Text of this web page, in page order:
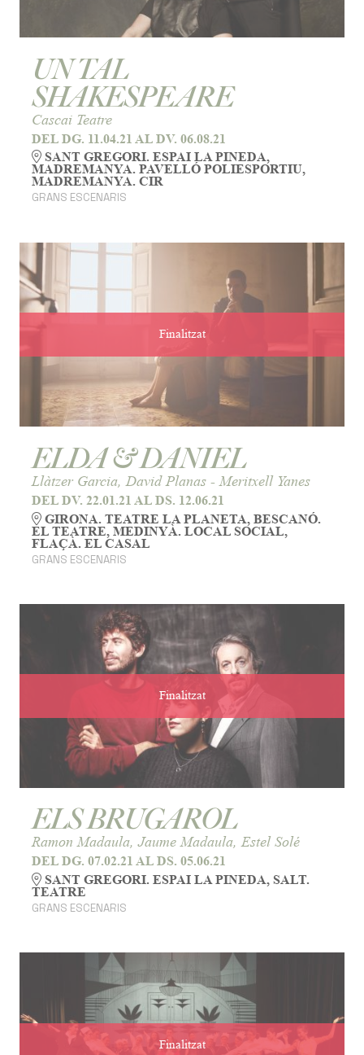
UN TAL
SHAKESPEARE
Cascai Teatre
DEL DG. 11.04.21 AL DV. 06.08.21
SANT GREGORI. ESPAI LA PINEDA,
MADREMANYA. PAVELLÓ POLIESPORTIU,
MADREMANYA. CIR
GRANS ESCENARIS
Finalitzat
ELDA & DANIEL
Llàtzer Garcia, David Planas - Meritxell Yanes
DEL DV. 22.01.21 AL DS. 12.06.21
GIRONA. TEATRE LA PLANETA, BESCANÓ.
EL TEATRE, MEDINYÀ. LOCAL SOCIAL,
FLAÇÀ. EL CASAL
GRANS ESCENARIS
Finalitzat
ELS BRUGAROL
Ramon Madaula, Jaume Madaula, Estel Solé
DEL DG. 07.02.21 AL DS. 05.06.21
SANT GREGORI. ESPAI LA PINEDA, SALT.
TEATRE
GRANS ESCENARIS
Finalitzat